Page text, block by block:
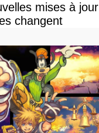
mises à jour
changent